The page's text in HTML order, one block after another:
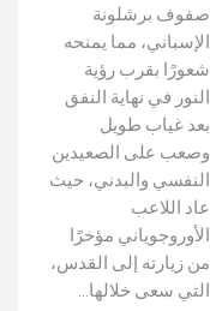
صفوف برشلونة
الإسباني، مما يمنحه
شعورًا بقرب رؤية
النور في نهاية النفق
بعد غياب طويل
وصعب على الصعيدين
النفسي والبدني، حيث
عاد اللاعب
الأوروجوياني مؤخرًا
من زيارته إلى القدس،
التي سعى خلالها…